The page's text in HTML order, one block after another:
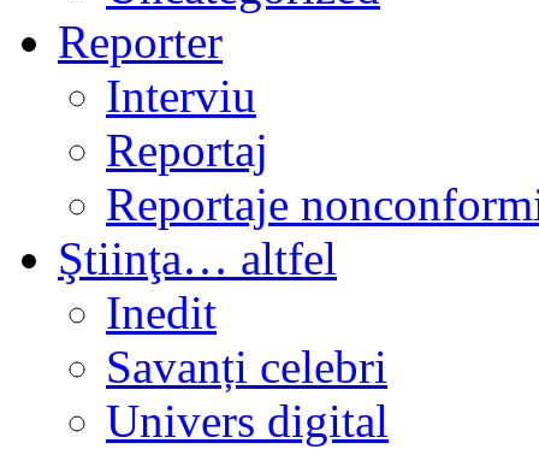
Reporter
Interviu
Reportaj
Reportaje
Ştiinţa… altfel
Inedit
Savanți celebri
Univers digital